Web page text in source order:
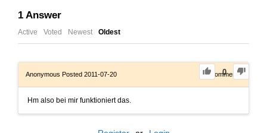
1 Answer
Active Voted Newest Oldest
0
Anonymous Posted 2011-07-20 0Comments
Hm also bei mir funktioniert das.